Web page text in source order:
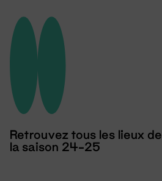
Retrouvez tous les lieux de
la saison 24-25